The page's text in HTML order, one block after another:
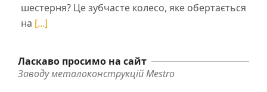
шестерня? Це зубчасте колесо, яке обертається
на [...]
Ласкаво просимо на сайт
Заводу металоконструкцій Mestro